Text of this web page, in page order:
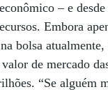
– e
Embora
bolsa
de mercado
“Se alguém